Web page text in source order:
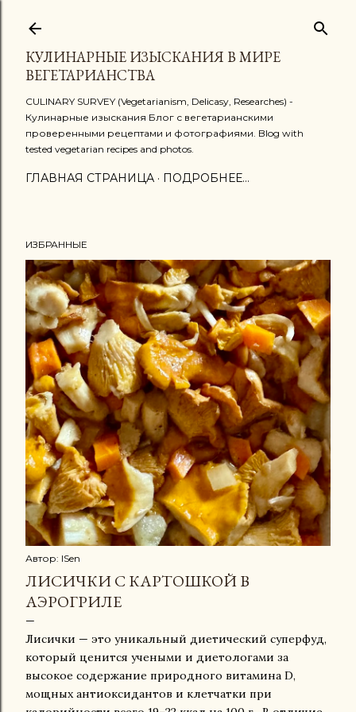
КУЛИНАРНЫЕ ИЗЫСКАНИЯ В МИРЕ
ВЕГЕТАРИАНСТВА
CULINARY SURVEY (Vegetarianism, Delicasy, Researches) -
Кулинарные изыскания Блог с вегетарианскими
проверенными рецептами и фотографиями. Blog with
tested vegetarian recipes and photos.
ГЛАВНАЯ СТРАНИЦА ПОДРОБНЕЕ…
ИЗБРАННЫЕ
Автор: ISen
ЛИСИЧКИ С КАРТОШКОЙ В
АЭРОГРИЛЕ
Лисички — это уникальный диетический суперфуд,
который ценится учеными и диетологами за
высокое содержание природного витамина D,
мощных антиоксидантов и клетчатки при